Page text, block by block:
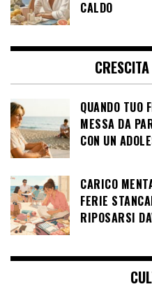
CALDO
QUANDO TUO
MESSA DA
CON UN
CARICO
FERIE
RIPOSARSI